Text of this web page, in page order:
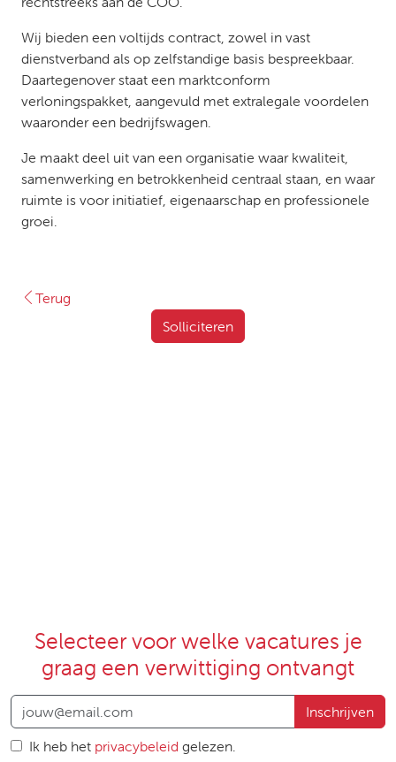
Wij bieden een voltijds contract, zowel in vast
dienstverband als op zelfstandige basis bespreekbaar.
Daartegenover staat een marktconform
verloningspakket, aangevuld met extralegale voordelen
waaronder een bedrijfswagen.
Je maakt deel uit van een organisatie waar kwaliteit,
samenwerking en betrokkenheid centraal staan, en waar
ruimte is voor initiatief, eigenaarschap en professionele
groei.
Terug
Solliciteren
Selecteer voor welke vacatures je
graag een verwittiging ontvangt
Inschrijven
Ik heb het privacybeleid gelezen.